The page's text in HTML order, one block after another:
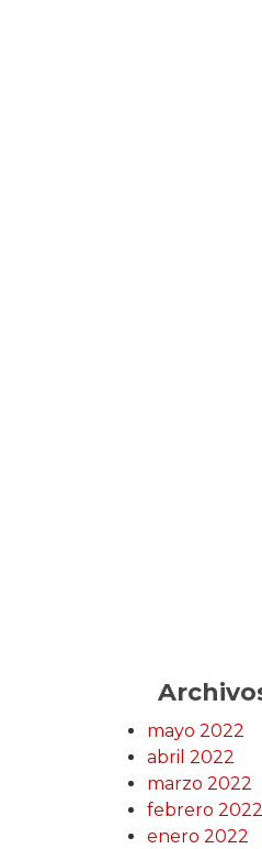
mayo 2022
abril 2022
marzo 2022
febrero 2022
enero 2022